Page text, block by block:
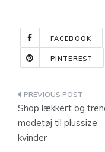
FACEBOOK
PINTEREST
Shop lækkert og
modetøj til plussize
kvinder